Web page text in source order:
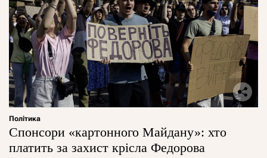
Політика
Спонсори «картонного Майдану»: хто
платить за захист крісла Федорова